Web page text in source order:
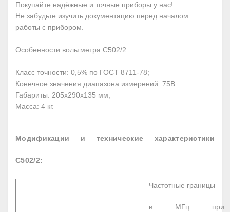
Покупайте надёжные и точные приборы у нас!
Не забудьте изучить документацию перед началом
работы с прибором.
Особенности вольтметра С502/2:
Класс точности: 0,5% по ГОСТ 8711-78;
Конечное значения диапазона измерений: 75В.
Габариты: 205х290х135 мм;
Масса: 4 кг.
Модификации и технические характеристики
С502/2:
Частотные границы
в МГц при